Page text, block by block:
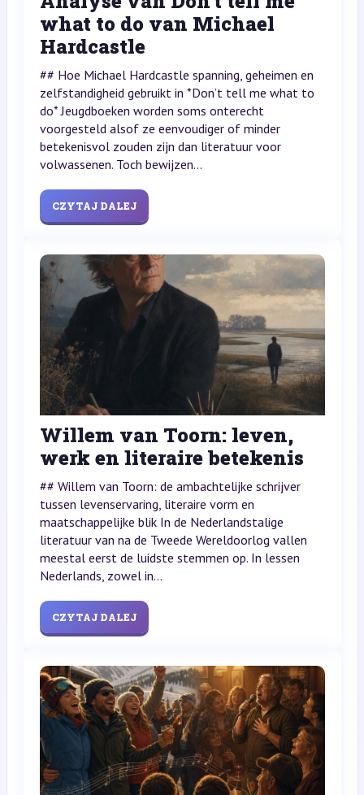
what to do van Michael
Hardcastle
## Hoe Michael Hardcastle spanning, geheimen en
zelfstandigheid gebruikt in *Don’t tell me what to
do* Jeugdboeken worden soms onterecht
voorgesteld alsof ze eenvoudiger of minder
betekenisvol zouden zijn dan literatuur voor
volwassenen. Toch bewijzen...
CZYTAJ DALEJ
Willem van Toorn: leven,
werk en literaire betekenis
## Willem van Toorn: de ambachtelijke schrijver
tussen levenservaring, literaire vorm en
maatschappelijke blik In de Nederlandstalige
literatuur van na de Tweede Wereldoorlog vallen
meestal eerst de luidste stemmen op. In lessen
Nederlands, zowel in...
CZYTAJ DALEJ